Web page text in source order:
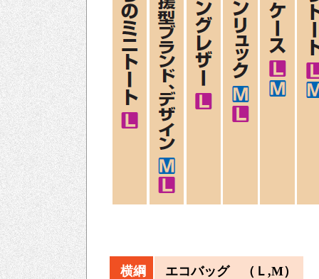
横綱 エコバッグ （Ｌ,M）